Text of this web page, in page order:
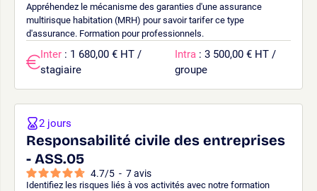
Appréhendez le mécanisme des garanties d'une assurance
multirisque habitation (MRH) pour savoir tarifer ce type
d'assurance. Formation pour professionnels.
Inter : 1 680,00 € HT /
stagiaire
Intra : 3 500,00 € HT /
groupe
Responsabilité civile des entreprises
- ASS.05
4.7/5 - 7avis
Identifiez les risques liés à vos activités avec notre formation
2 jours